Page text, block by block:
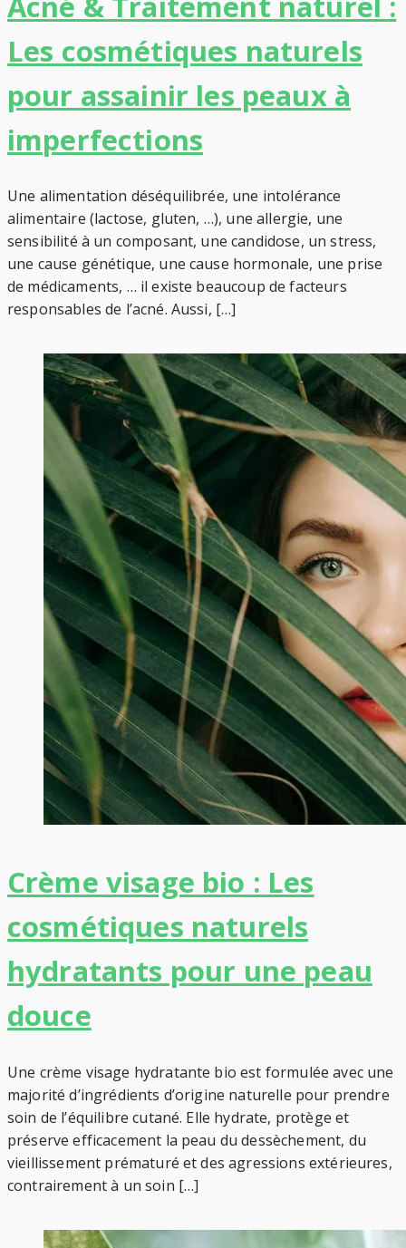
Les cosmétiques naturels
pour assainir les peaux à
imperfections
Une alimentation déséquilibrée, une intolérance
alimentaire (lactose, gluten, …), une allergie, une
sensibilité à un composant, une candidose, un stress,
une cause génétique, une cause hormonale, une prise
de médicaments, … il existe beaucoup de facteurs
responsables de l’acné. Aussi, […]
Crème visage bio : Les
cosmétiques naturels
hydratants pour une peau
douce
Une crème visage hydratante bio est formulée avec une
majorité d’ingrédients d’origine naturelle pour prendre
soin de l’équilibre cutané. Elle hydrate, protège et
préserve efficacement la peau du dessèchement, du
vieillissement prématuré et des agressions extérieures,
contrairement à un soin […]